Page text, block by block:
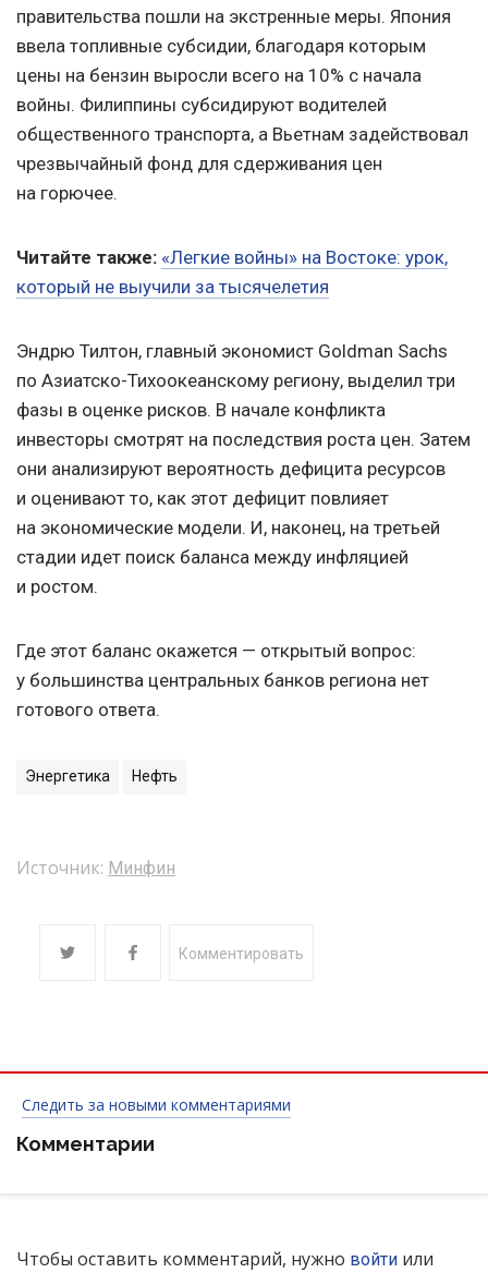
правительства пошли на экстренные меры. Япония
ввела топливные субсидии, благодаря которым
цены на бензин выросли всего на 10% с начала
войны. Филиппины субсидируют водителей
общественного транспорта, а Вьетнам задействовал
чрезвычайный фонд для сдерживания цен
на горючее.
Читайте также: «Легкие войны» на Востоке: урок,
который не выучили за тысячелетия
Эндрю Тилтон, главный экономист Goldman Sachs
по Азиатско-Тихоокеанскому региону, выделил три
фазы в оценке рисков. В начале конфликта
инвесторы смотрят на последствия роста цен. Затем
они анализируют вероятность дефицита ресурсов
и оценивают то, как этот дефицит повлияет
на экономические модели. И, наконец, на третьей
стадии идет поиск баланса между инфляцией
и ростом.
Где этот баланс окажется — открытый вопрос:
у большинства центральных банков региона нет
готового ответа.
Энергетика Нефть
Источник: Минфин
Комментировать
Следить за новыми комментариями
Комментарии
Чтобы оставить комментарий, нужно войти или